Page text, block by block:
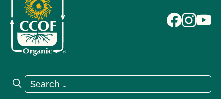
Search for:
Search